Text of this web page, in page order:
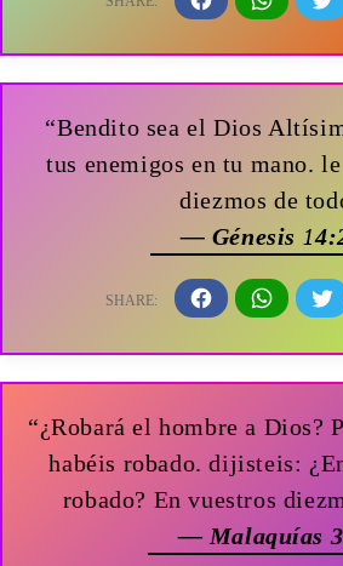
“Bendito sea el Dios
tus enemigos en tu mano.
diezmos de
— Génesis
“¿Robará el hombre a Dios?
habéis robado. dijisteis:
robado? En vuestros
— Malaquías